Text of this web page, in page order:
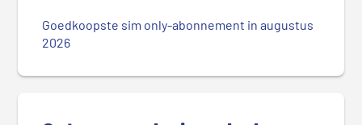
d
Goedkoopste sim only-abonnement in augustus
2026